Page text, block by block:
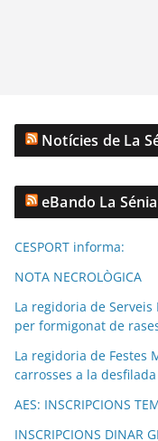
Notícies de La
eBando La Sénia
CESPORT informa:
NOTA NECROLÒGICA
La regidoria de
per formigonat de
La regidoria de Festes
carrosses a la desfilada
AES: INSCRIPCIONS
INSCRIPCIONS DINAR